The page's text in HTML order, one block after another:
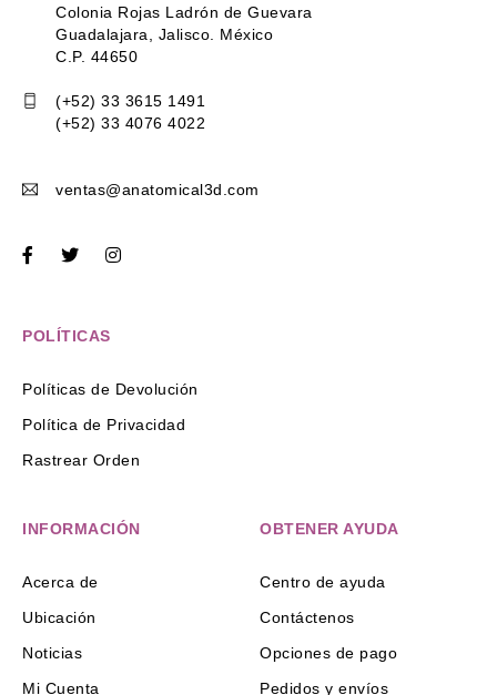
Colonia Rojas Ladrón de Guevara
Guadalajara, Jalisco. México
C.P. 44650
(+52) 33 3615 1491
(+52) 33 4076 4022
ventas@anatomical3d.com
POLÍTICAS
Políticas de Devolución
Política de Privacidad
Rastrear Orden
INFORMACIÓN
Acerca de
Ubicación
Noticias
Mi Cuenta
OBTENER AYUDA
Centro de ayuda
Contáctenos
Opciones de pago
Pedidos y envíos